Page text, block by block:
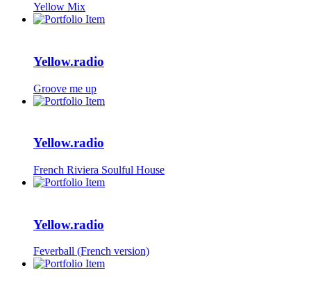
Yellow Mix
Yellow.radio
Groove me up
Yellow.radio
French Riviera Soulful House
Yellow.radio
Feverball (French version)